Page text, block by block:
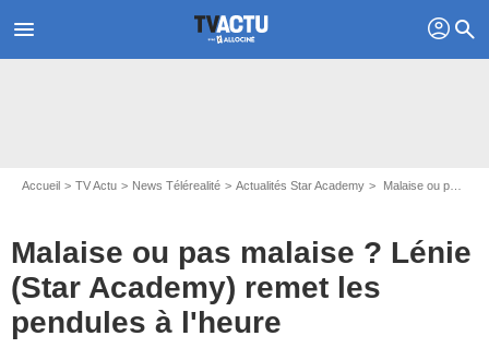
menu profil search
Accueil TV Actu News Télérealité Actualités Star Academy Malaise ou pas malaise ? Lénie (Star Academy) remet les pendules à l'heure
Malaise ou pas malaise ? Lénie
(Star Academy) remet les
pendules à l'heure